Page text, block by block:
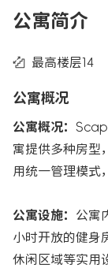
公寓简介
最高楼层14
公寓概况
公寓概况：
寓提供多种房型
用统一管理模式
公寓设施： 公寓
小时开放的健身
休闲区域等实用